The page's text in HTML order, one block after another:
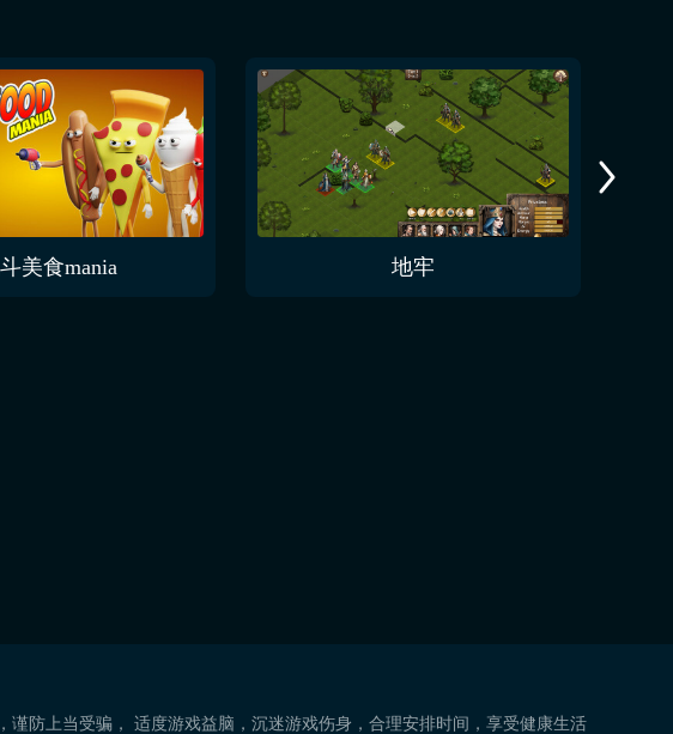
美食mania 地牢
防上当受骗， 适度游戏益脑，沉迷游戏伤身，合理安排时间，享受健康生活